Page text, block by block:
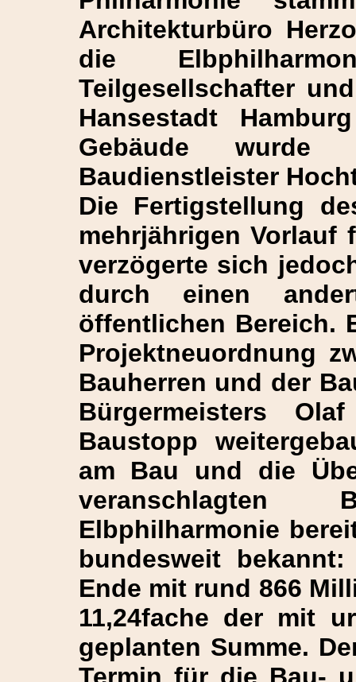
Architekturbüro
die
Teilgesellschafter
Hansestadt
Gebäude
Baudienstleister
Die Fertigstellung
mehrjährigen Vorlauf
verzögerte sich
durch einen
öffentlichen Bereich.
Projektneuordnung
Bauherren und der
Bürgermeisters
Baustopp
am Bau und die
Elbphilharmonie
bundesweit
Ende mit rund 866
11,24fache der mit
geplanten Summe.